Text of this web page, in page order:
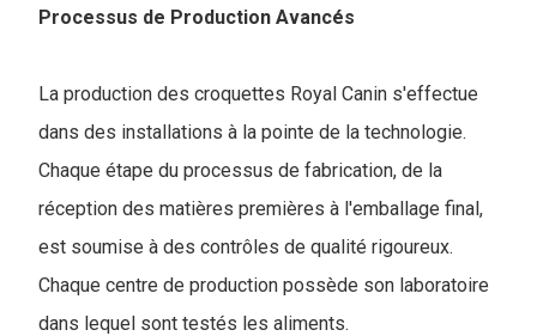
Processus de Production Avancés
La production des croquettes Royal Canin s'effectue
dans des installations à la pointe de la technologie.
Chaque étape du processus de fabrication, de la
réception des matières premières à l'emballage final,
est soumise à des contrôles de qualité rigoureux.
Chaque centre de production possède son laboratoire
dans lequel sont testés les aliments.